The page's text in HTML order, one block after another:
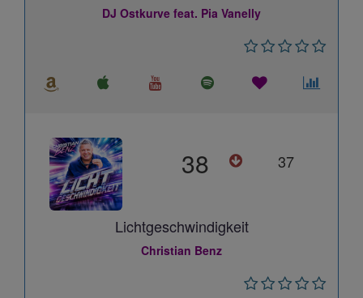
DJ Ostkurve feat. Pia Vanelly
38 37
Lichtgeschwindigkeit
Christian Benz